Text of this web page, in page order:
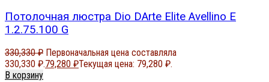
Потолочная люстра Dio DArte Elite Avellino E
1.2.75.100 G
330,330₽ Первоначальная цена составляла
330,330 ₽.79,280 ₽Текущая цена: 79,280 ₽.
В корзину